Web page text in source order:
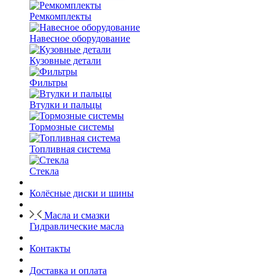
Ремкомплекты
Навесное оборудование
Кузовные детали
Фильтры
Втулки и пальцы
Тормозные системы
Топливная система
Стекла
Колёсные диски и шины
Масла и смазки
Гидравлические масла
Контакты
Доставка и оплата